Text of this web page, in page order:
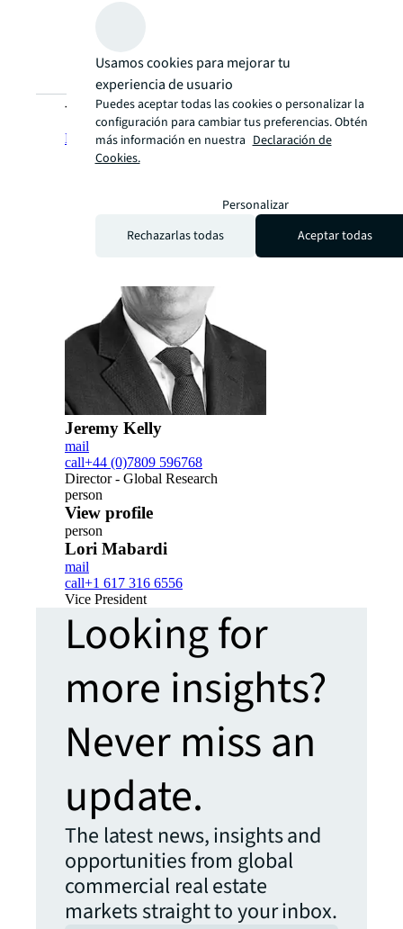
Talk to us about your campus needs.
Hablemosarrow_forward
Jeremy Kelly
mail
call+44 (0)7809 596768
Director - Global Research
person
View profile
person
Lori Mabardi
mail
call+1 617 316 6556
Vice President
Looking for
more insights?
Never miss an
update.
The latest news, insights and
opportunities from global
commercial real estate
markets straight to your inbox.
Usamos cookies para mejorar tu
experiencia de usuario
Puedes aceptar todas las cookies o personalizar la
configuración para cambiar tus preferencias. Obtén
más información en nuestra Declaración de
Cookies.
Personalizar
Rechazarlas todas
Aceptar todas